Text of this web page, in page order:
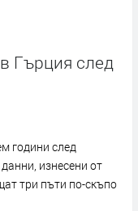
Гърция след
години след
изнесени от
три пъти по-скъпо